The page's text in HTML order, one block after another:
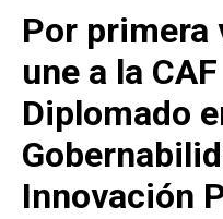
Programas de Estudio
Programas
Noticias
Por primera
une a la
Diplomado
Innovación